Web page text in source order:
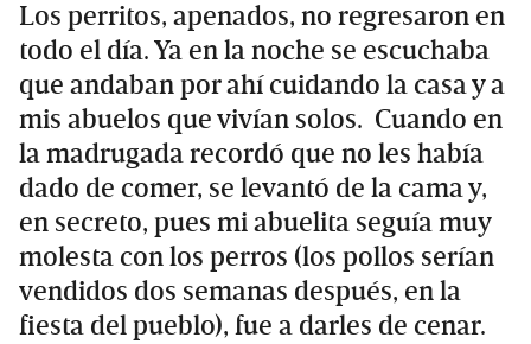
Los perritos, apenados, no regresaron en
todo el día. Ya en la noche se escuchaba
que andaban por ahí cuidando la casa y a
mis abuelos que vivían solos. Cuando en
la madrugada recordó que no les había
dado de comer, se levantó de la cama y,
en secreto, pues mi abuelita seguía muy
molesta con los perros (los pollos serían
vendidos dos semanas después, en la
fiesta del pueblo), fue a darles de cenar.